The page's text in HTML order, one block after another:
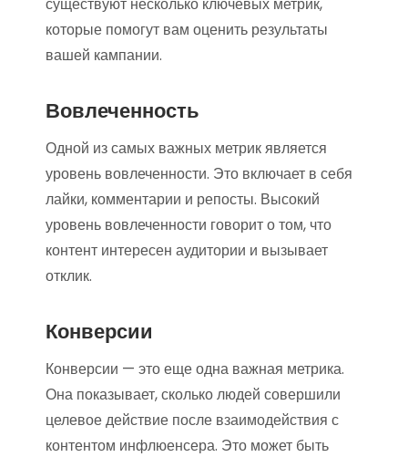
которые помогут вам оценить результаты
вашей кампании.
Вовлеченность
Одной из самых важных метрик является
уровень вовлеченности. Это включает в себя
лайки, комментарии и репосты. Высокий
уровень вовлеченности говорит о том, что
контент интересен аудитории и вызывает
отклик.
Конверсии
Конверсии — это еще одна важная метрика.
Она показывает, сколько людей совершили
целевое действие после взаимодействия с
контентом инфлюенсера. Это может быть